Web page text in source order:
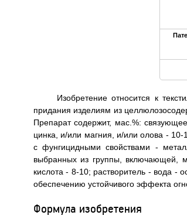
Изобретение относится к
придания изделиям из
Препарат содержит, мас.%:
цинка, и/или магния, и/или олова -
с фунгицидными свойствами -
выбранных из группы, включающей,
кислота - 8-10; растворитель - вода -
обеспечению устойчивого эффекта
Формула изобретения